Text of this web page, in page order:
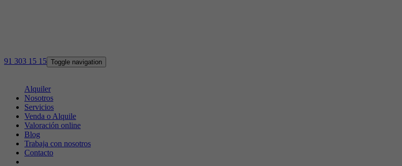
91 303 15 15 Toggle navigation
Alquiler
Nosotros
Servicios
Venda o Alquile
Valoración online
Blog
Trabaja con nosotros
Contacto